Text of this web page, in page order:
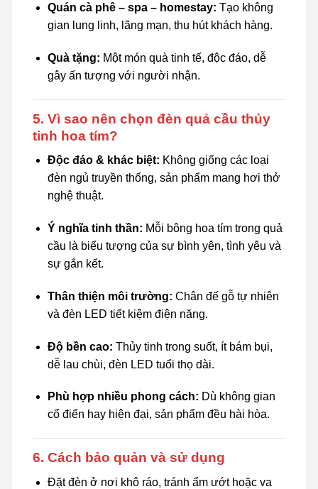
Quán cà phê – spa – homestay: Tạo không
gian lung linh, lãng mạn, thu hút khách hàng.
Quà tặng: Một món quà tinh tế, độc đáo, dễ
gây ấn tượng với người nhận.
5. Vì sao nên chọn đèn quả cầu thủy
tinh hoa tím?
Độc đáo & khác biệt: Không giống các loại
đèn ngủ truyền thống, sản phẩm mang hơi thở
nghệ thuật.
Ý nghĩa tinh thần: Mỗi bông hoa tím trong quả
cầu là biểu tượng của sự bình yên, tình yêu và
sự gắn kết.
Thân thiện môi trường: Chân đế gỗ tự nhiên
và đèn LED tiết kiệm điện năng.
Độ bền cao: Thủy tinh trong suốt, ít bám bụi,
dễ lau chùi, đèn LED tuổi thọ dài.
Phù hợp nhiều phong cách: Dù không gian
cổ điển hay hiện đại, sản phẩm đều hài hòa.
6. Cách bảo quản và sử dụng
Đặt đèn ở nơi khô ráo, tránh ẩm ướt hoặc va